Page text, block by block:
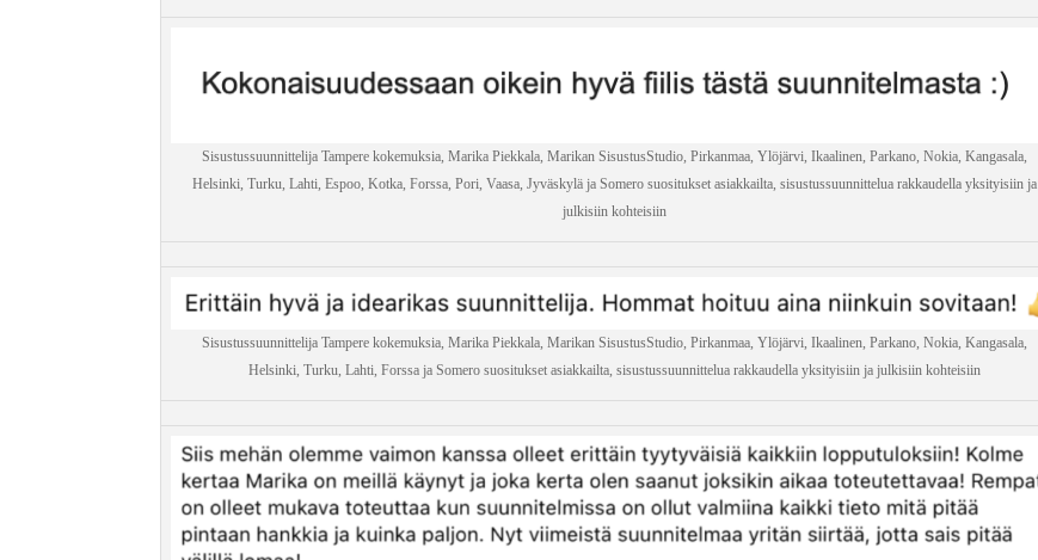
Sisustussuunnittelija Tampere kokemuksia, Marika Piekkala, Marikan SisustusStudio, Pirkanmaa, Ylöjärvi, Ikaalinen, Parkano, Nokia, Kangasala,
Helsinki, Turku, Lahti, Espoo, Kotka, Forssa, Pori, Vaasa, Jyväskylä ja Somero suositukset asiakkailta, sisustussuunnittelua rakkaudella yksityisiin ja
julkisiin kohteisiin
Sisustussuunnittelija Tampere kokemuksia, Marika Piekkala, Marikan SisustusStudio, Pirkanmaa, Ylöjärvi, Ikaalinen, Parkano, Nokia, Kangasala,
Helsinki, Turku, Lahti, Forssa ja Somero suositukset asiakkailta, sisustussuunnittelua rakkaudella yksityisiin ja julkisiin kohteisiin